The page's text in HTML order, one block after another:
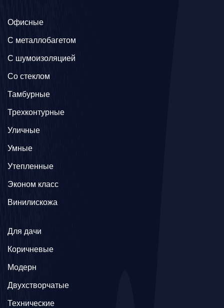
Офисные
C металлобагетом
С шумоизоляцией
Со стеклом
Тамбурные
Трехконтурные
Уличные
Умные
Утепленные
Эконом класс
Винилискожа
Для дачи
Коричневые
Модерн
Двухстворчатые
Технические